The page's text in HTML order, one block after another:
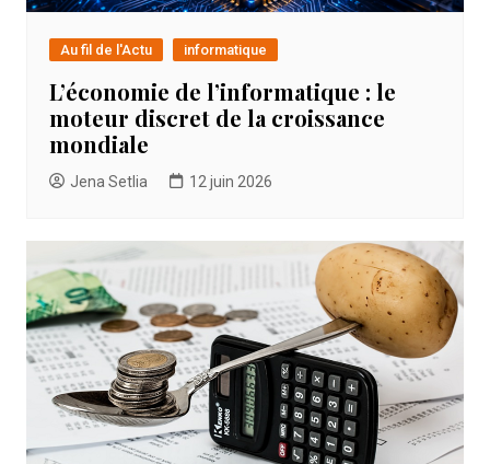
Au fil de l'Actu informatique
L’économie de l’informatique : le
moteur discret de la croissance
mondiale
Jena Setlia 12 juin 2026